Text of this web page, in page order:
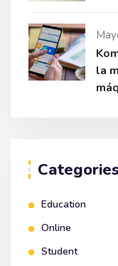
la
Education
Online
Student